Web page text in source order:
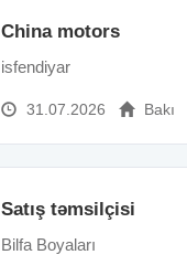
China motors
isfendiyar
31.07.2026 Bakı
Satış təmsilçisi
Bilfa Boyaları